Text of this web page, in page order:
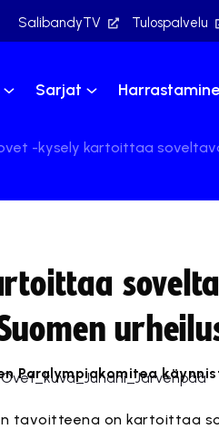
SalibandyTV Tulospalvelu
Sarjat
-kysely kartoittaa
Paralympiakomitea
tavoitteena on kartoittaa